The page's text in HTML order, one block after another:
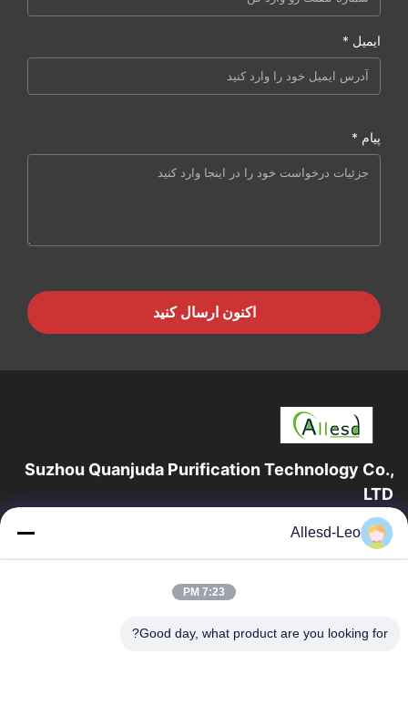
ایمیل *
پیام *
اکنون ارسال کنید
Suzhou Quanjuda Purification Technology Co.,
LTD
16 سال تجربه، به عنوان یک تولید کننده و صادر کننده پیشرو محصولات
صفحه اصلی
محصولات
Allesd-Leo
7:23 PM
Good day, what product are you looking for?